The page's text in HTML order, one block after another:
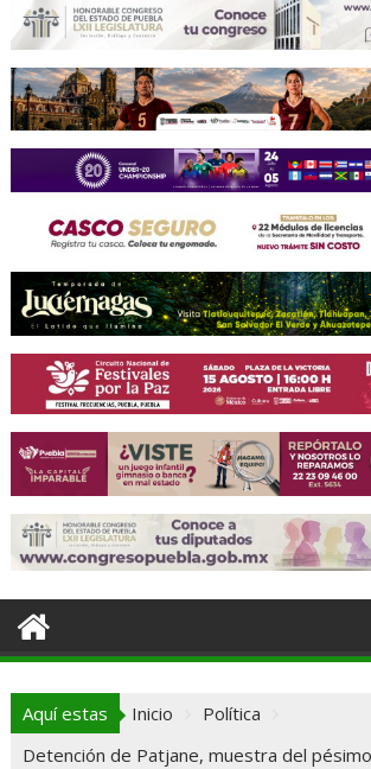
Aquí estas Inicio
Política
Detención de Patjane, muestra del